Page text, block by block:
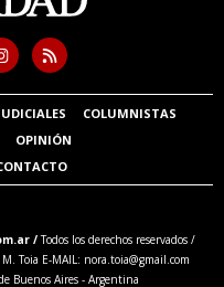
COLUMNISTAS
OPINIÓN
/Todos los derechos reservados /
Toia E-MAIL: nora.toia@gmail.com
Buenos Aires - Argentina